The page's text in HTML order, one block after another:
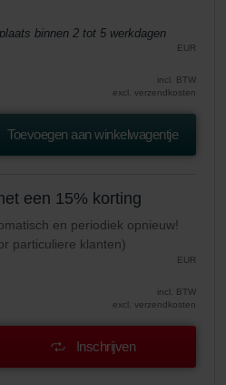
binnen 2 tot 5 werkdagen
EUR
incl. BTW
excl. verzendkosten
Toevoegen aan winkelwagentje
een 15% korting
en periodiek opnieuw!
particuliere klanten)
EUR
incl. BTW
excl. verzendkosten
Inschrijven